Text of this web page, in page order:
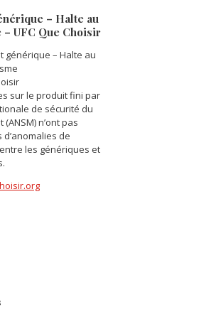
– Halte au
UFC Que Choisir
générique – Halte au
sur le produit fini par
de sécurité du
n’ont pas
de
les génériques et